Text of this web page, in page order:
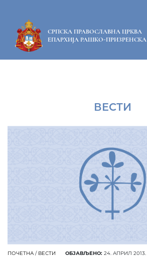
СРПСКА ПРАВОСЛАВНА ЦРКВА
ЕПАРХИЈА РАШКО-ПРИЗРЕНСКА
ВЕСТИ
ПОЧЕТНА / ВЕСТИ ОБЈАВЉЕНО: 24. АПРИЛ 2013.